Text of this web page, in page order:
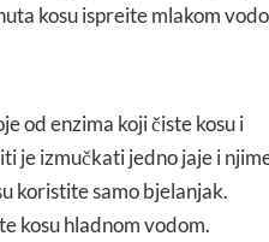
kosu ispreite mlakom
od enzima koji čiste kosu i
je izmučkati jedno jaje i
koristite samo bjelanjak.
kosu hladnom vodom.